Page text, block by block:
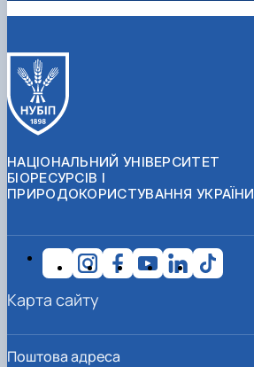
НАЦІОНАЛЬНИЙ УНІВЕРСИТЕТ
БІОРЕСУРСІВ І
ПРИРОДОКОРИСТУВАННЯ УКРАЇНИ
Поштова адреса
Карта сайту